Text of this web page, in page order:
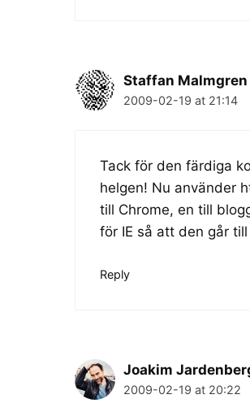
Staffan Malmgren
2009-02-19 at 21:14
Tack för den färdiga
helgen! Nu använder
till Chrome, en till
för IE så att den går
Reply
Joakim
2009-02-19 at 20:22